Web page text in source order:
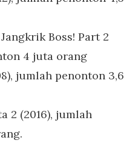
Boss! Part 2
4 juta orang
jumlah penonton 3,6
2 (2016), jumlah